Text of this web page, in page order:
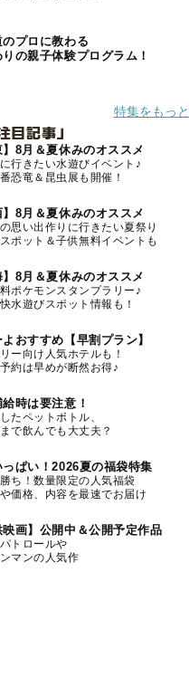
のプロに教わる
りの親子体験プログラム！
特集をもっ
目記事」
】8月＆夏休みのオススメ
行きたい水遊びイベント♪
恐竜＆昆虫展も開催！
】8月＆夏休みのオススメ
思い出作りに行きたい夏祭り
ポット＆子供無料イベントも
】8月＆夏休みのオススメ
ポケモンスタンプラリー♪
水遊びスポット情報も！
おすすめ【早割プラン】
ー向け人気ホテルも！
約は早めが断然お得♪
時は要注意！
たペットボトル、
で飲んでも大丈夫？
っぱい！2026夏の福袋特集
ち！数量限定の人気福袋
価格、内容を最速でお届け
映画】公開中＆公開予定作品
トロールや
マンの人気作